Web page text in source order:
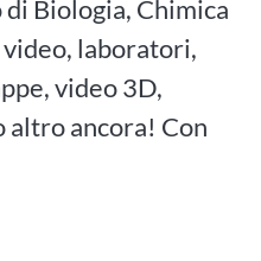
Biologia, Chimica
laboratori,
video 3D,
ancora! Con